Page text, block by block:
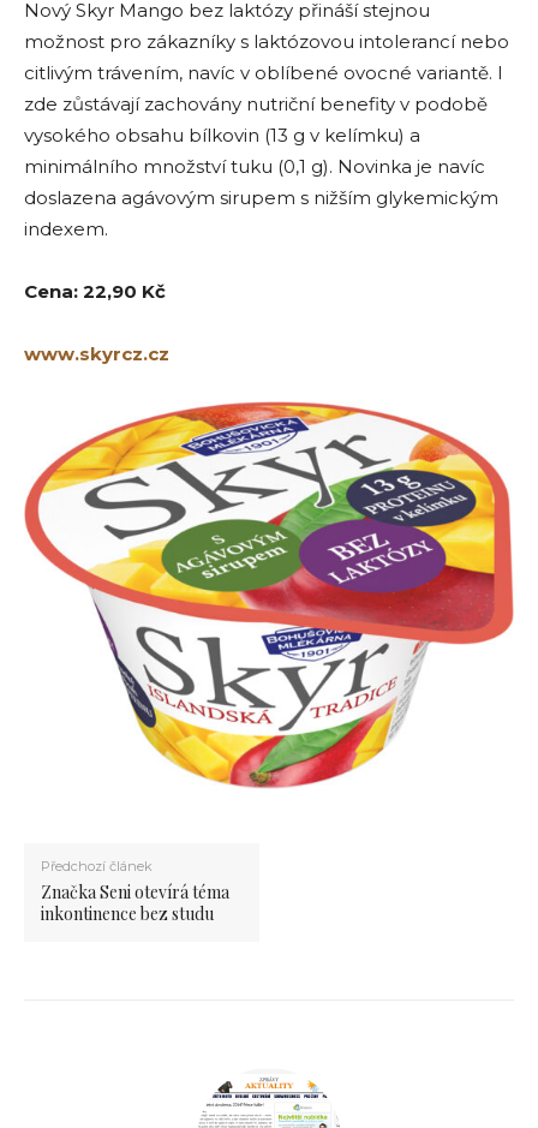
Nový Skyr Mango bez laktózy přináší stejnou
možnost pro zákazníky s laktózovou intolerancí nebo
citlivým trávením, navíc v oblíbené ovocné variantě. I
zde zůstávají zachovány nutriční benefity v podobě
vysokého obsahu bílkovin (13 g v kelímku) a
minimálního množství tuku (0,1 g). Novinka je navíc
doslazena agávovým sirupem s nižším glykemickým
indexem.
Cena: 22,90 Kč
www.skyrcz.cz
Předchozí článek
Značka Seni otevírá téma
inkontinence bez studu